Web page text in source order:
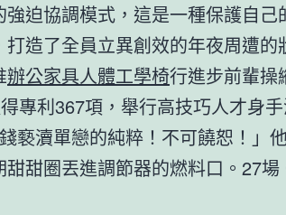
迫協調模式，這是一種保護自己
造了全員立異創效的年夜周遭的
辦公家具人體工學椅行進步前輩操
專利367項，舉行高技巧人才身
褻瀆單戀的純粹！不可饒恕！」
甜圈丟進調節器的燃料口。27場